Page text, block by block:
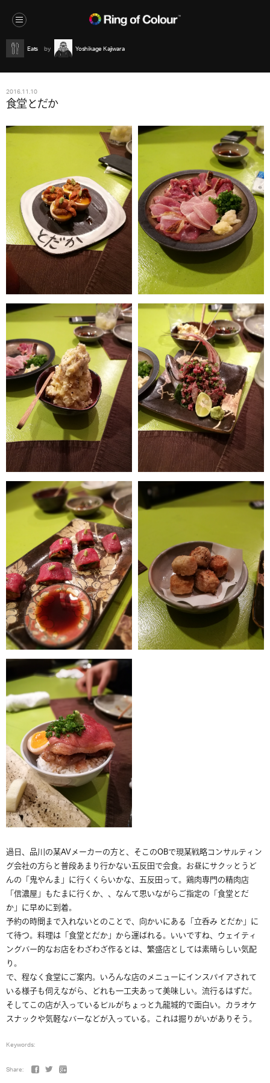
Eats Yoshikage Kajiwara
2016.11.10
食堂とだか
過日、品川の某AVメーカーの方と、そこのOBで現某戦略コンサルティン
グ会社の方らと普段あまり行かない五反田で会食。お昼にサクッとうど
んの「鬼やんま」に行くくらいかな、五反田って。鶏肉専門の精肉店
「信濃屋」もたまに行くか、、なんて思いながらご指定の「食堂とだ
か」に早めに到着。
予約の時間まで入れないとのことで、向かいにある「立呑み とだか」に
て待つ。料理は「食堂とだか」から運ばれる。いいですね、ウェイティ
ングバー的なお店をわざわざ作るとは、繁盛店としては素晴らしい気配
り。
で、程なく食堂にご案内。いろんな店のメニューにインスパイアされて
いる様子も伺えながら、どれも一工夫あって美味しい。流行るはずだ。
そしてこの店が入っているビルがちょっと九龍城的で面白い。カラオケ
スナックや気軽なバーなどが入っている。これは掘りがいがありそう。
Keywords:
Share: